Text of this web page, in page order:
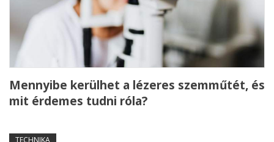
Mennyibe kerülhet a lézeres szemműtét, és
mit érdemes tudni róla?
TECHNIKA